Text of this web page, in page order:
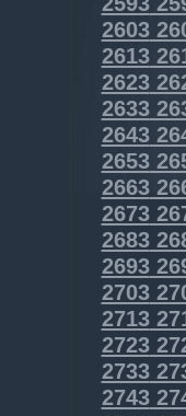
2603
2613
2623
2633
2643
2653
2663
2673
2683
2693
2703
2713
2723
2733
2743